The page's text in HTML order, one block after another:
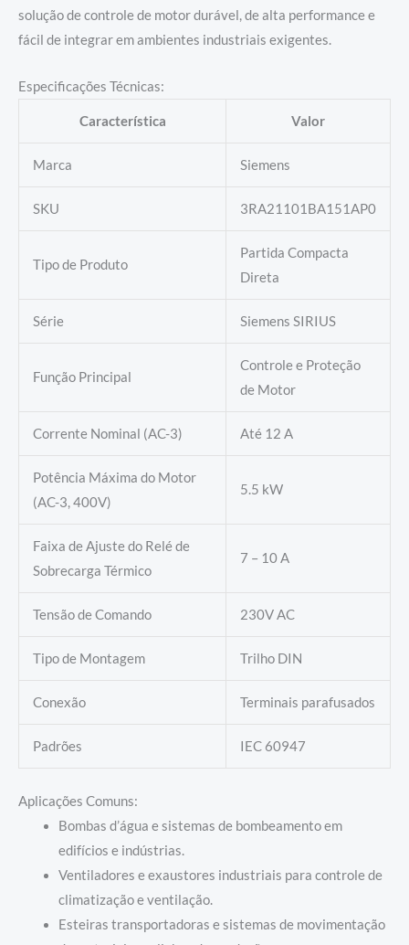
solução de controle de motor durável, de alta performance e
fácil de integrar em ambientes industriais exigentes.
Especificações Técnicas:
Característica Valor
Marca Siemens
SKU 3RA21101BA151AP0
Tipo de Produto
Partida Compacta
Direta
Série Siemens SIRIUS
Função Principal
Controle e Proteção
de Motor
Corrente Nominal (AC-3) Até 12 A
Potência Máxima do Motor
(AC-3, 400V)
5.5 kW
Faixa de Ajuste do Relé de
Sobrecarga Térmico
7 – 10 A
Tensão de Comando 230V AC
Tipo de Montagem Trilho DIN
Conexão Terminais parafusados
Padrões IEC 60947
Aplicações Comuns:
Bombas d’água e sistemas de bombeamento em
edifícios e indústrias.
Ventiladores e exaustores industriais para controle de
climatização e ventilação.
Esteiras transportadoras e sistemas de movimentação